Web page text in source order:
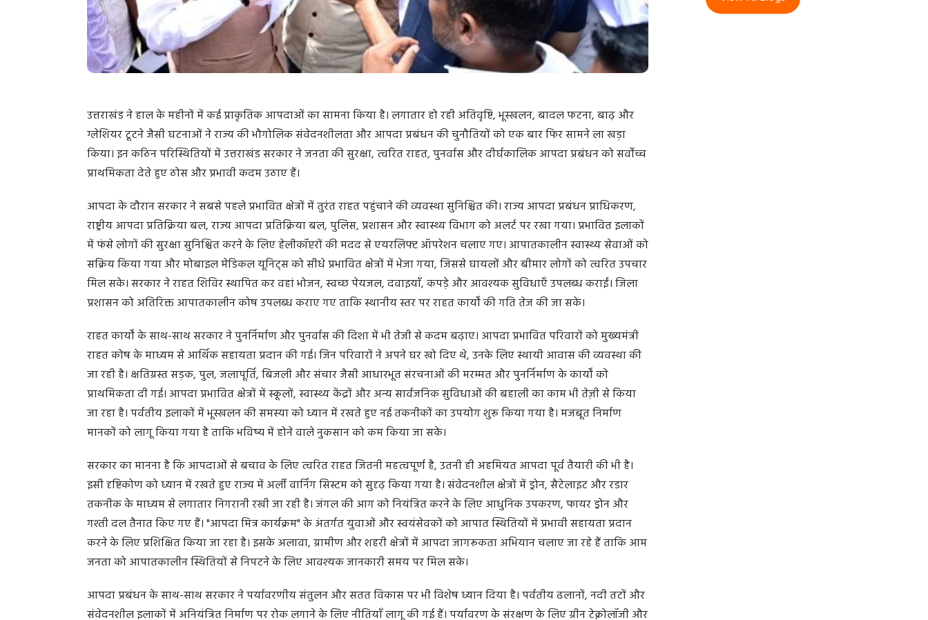
उत्तराखंड ने हाल के महीनों में कई प्राकृतिक आपदाओं का सामना किया है। लगातार हो रही अतिवृष्टि, भूस्खलन, बादल फटना, बाढ़ और
ग्लेशियर टूटने जैसी घटनाओं ने राज्य की भौगोलिक संवेदनशीलता और आपदा प्रबंधन की चुनौतियों को एक बार फिर सामने ला खड़ा
किया। इन कठिन परिस्थितियों में उत्तराखंड सरकार ने जनता की सुरक्षा, त्वरित राहत, पुनर्वास और दीर्घकालिक आपदा प्रबंधन को सर्वोच्च
प्राथमिकता देते हुए ठोस और प्रभावी कदम उठाए हैं।
आपदा के दौरान सरकार ने सबसे पहले प्रभावित क्षेत्रों में तुरंत राहत पहुंचाने की व्यवस्था सुनिश्चित की। राज्य आपदा प्रबंधन प्राधिकरण,
राष्ट्रीय आपदा प्रतिक्रिया बल, राज्य आपदा प्रतिक्रिया बल, पुलिस, प्रशासन और स्वास्थ्य विभाग को अलर्ट पर रखा गया। प्रभावित इलाकों
में फंसे लोगों की सुरक्षा सुनिश्चित करने के लिए हेलीकॉप्टरों की मदद से एयरलिफ्ट ऑपरेशन चलाए गए। आपातकालीन स्वास्थ्य सेवाओं को
सक्रिय किया गया और मोबाइल मेडिकल यूनिट्स को सीधे प्रभावित क्षेत्रों में भेजा गया, जिससे घायलों और बीमार लोगों को त्वरित उपचार
मिल सके। सरकार ने राहत शिविर स्थापित कर वहां भोजन, स्वच्छ पेयजल, दवाइयाँ, कपड़े और आवश्यक सुविधाएँ उपलब्ध कराईं। जिला
प्रशासन को अतिरिक्त आपातकालीन कोष उपलब्ध कराए गए ताकि स्थानीय स्तर पर राहत कार्यों की गति तेज की जा सके।
राहत कार्यों के साथ-साथ सरकार ने पुनर्निर्माण और पुनर्वास की दिशा में भी तेजी से कदम बढ़ाए। आपदा प्रभावित परिवारों को मुख्यमंत्री
राहत कोष के माध्यम से आर्थिक सहायता प्रदान की गई। जिन परिवारों ने अपने घर खो दिए थे, उनके लिए स्थायी आवास की व्यवस्था की
जा रही है। क्षतिग्रस्त सड़क, पुल, जलापूर्ति, बिजली और संचार जैसी आधारभूत संरचनाओं की मरम्मत और पुनर्निर्माण के कार्यों को
प्राथमिकता दी गई। आपदा प्रभावित क्षेत्रों में स्कूलों, स्वास्थ्य केंद्रों और अन्य सार्वजनिक सुविधाओं की बहाली का काम भी तेज़ी से किया
जा रहा है। पर्वतीय इलाकों में भूस्खलन की समस्या को ध्यान में रखते हुए नई तकनीकों का उपयोग शुरू किया गया है। मजबूत निर्माण
मानकों को लागू किया गया है ताकि भविष्य में होने वाले नुकसान को कम किया जा सके।
सरकार का मानना है कि आपदाओं से बचाव के लिए त्वरित राहत जितनी महत्वपूर्ण है, उतनी ही अहमियत आपदा पूर्व तैयारी की भी है।
इसी दृष्टिकोण को ध्यान में रखते हुए राज्य में अर्ली वार्निंग सिस्टम को सुदृढ़ किया गया है। संवेदनशील क्षेत्रों में ड्रोन, सैटेलाइट और रडार
तकनीक के माध्यम से लगातार निगरानी रखी जा रही है। जंगल की आग को नियंत्रित करने के लिए आधुनिक उपकरण, फायर ड्रोन और
गश्ती दल तैनात किए गए हैं। "आपदा मित्र कार्यक्रम" के अंतर्गत युवाओं और स्वयंसेवकों को आपात स्थितियों में प्रभावी सहायता प्रदान
करने के लिए प्रशिक्षित किया जा रहा है। इसके अलावा, ग्रामीण और शहरी क्षेत्रों में आपदा जागरूकता अभियान चलाए जा रहे हैं ताकि आम
जनता को आपातकालीन स्थितियों से निपटने के लिए आवश्यक जानकारी समय पर मिल सके।
आपदा प्रबंधन के साथ-साथ सरकार ने पर्यावरणीय संतुलन और सतत विकास पर भी विशेष ध्यान दिया है। पर्वतीय ढलानों, नदी तटों और
संवेदनशील इलाकों में अनियंत्रित निर्माण पर रोक लगाने के लिए नीतियाँ लागू की गई हैं। पर्यावरण के संरक्षण के लिए ग्रीन टेक्नोलॉजी और